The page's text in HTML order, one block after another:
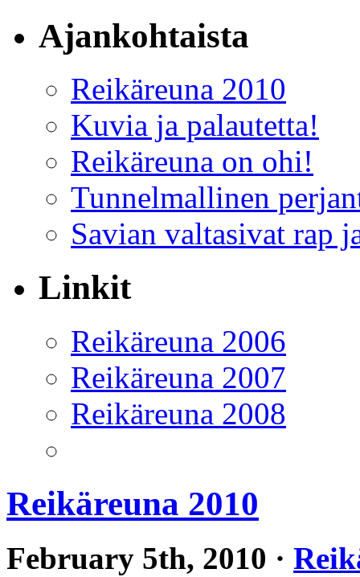
Ajankohtaista
Reikäreuna 2010
Kuvia ja palautetta!
Reikäreuna on ohi!
Tunnelmallinen
Savian valtasivat rap
Linkit
Reikäreuna 2006
Reikäreuna 2007
Reikäreuna 2008
Reikäreuna 2010
February 5th, 2010 ·